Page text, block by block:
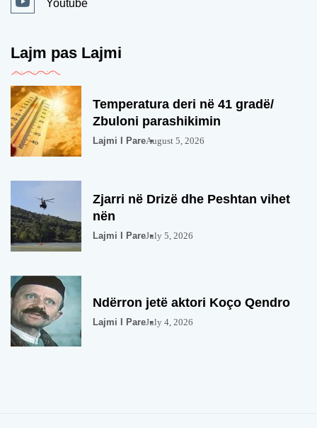
Youtube
Lajm pas Lajmi
Temperatura deri në 41 gradë/
Zbuloni parashikimin
Lajmi I PareAugust 5, 2026
Zjarri në Drizë dhe Peshtan vihet
nën
Lajmi I PareJuly 5, 2026
Ndërron jetë aktori Koço Qendro
Lajmi I PareJuly 4, 2026